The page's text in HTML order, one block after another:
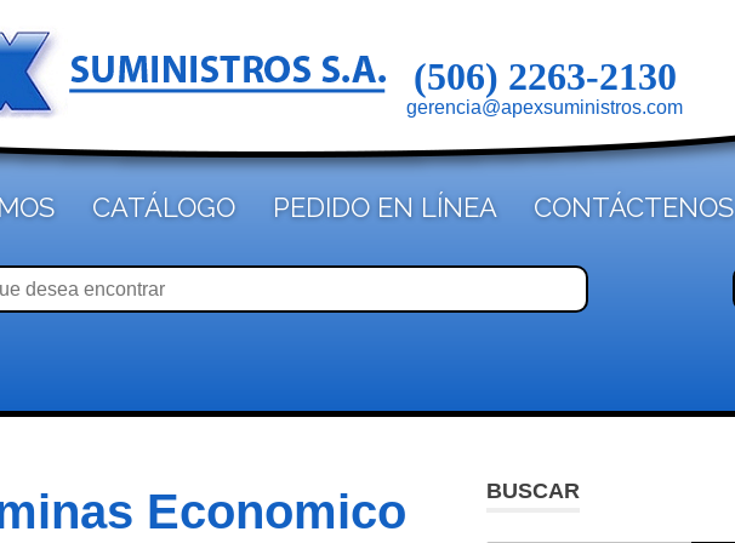
(506) 2263-2130
gerencia@apexsuministros.com
CATÁLOGO PEDIDO EN LÍNEA CONTÁCTENOS
Economico
BUSCAR